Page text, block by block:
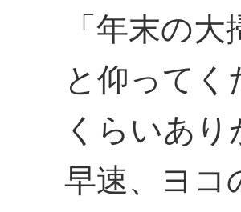
「年末の
と仰って
くらいあ
早速、ヨコ